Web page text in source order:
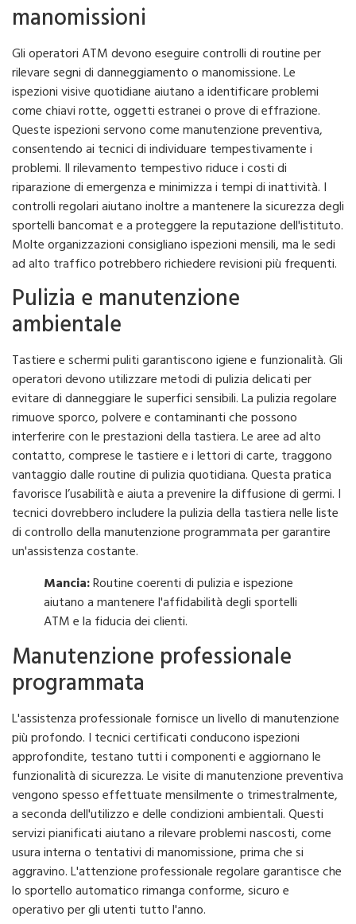
manomissioni
Gli operatori ATM devono eseguire controlli di routine per
rilevare segni di danneggiamento o manomissione. Le
ispezioni visive quotidiane aiutano a identificare problemi
come chiavi rotte, oggetti estranei o prove di effrazione.
Queste ispezioni servono come manutenzione preventiva,
consentendo ai tecnici di individuare tempestivamente i
problemi. Il rilevamento tempestivo riduce i costi di
riparazione di emergenza e minimizza i tempi di inattività. I
controlli regolari aiutano inoltre a mantenere la sicurezza degli
sportelli bancomat e a proteggere la reputazione dell'istituto.
Molte organizzazioni consigliano ispezioni mensili, ma le sedi
ad alto traffico potrebbero richiedere revisioni più frequenti.
Pulizia e manutenzione
ambientale
Tastiere e schermi puliti garantiscono igiene e funzionalità. Gli
operatori devono utilizzare metodi di pulizia delicati per
evitare di danneggiare le superfici sensibili. La pulizia regolare
rimuove sporco, polvere e contaminanti che possono
interferire con le prestazioni della tastiera. Le aree ad alto
contatto, comprese le tastiere e i lettori di carte, traggono
vantaggio dalle routine di pulizia quotidiana. Questa pratica
favorisce l’usabilità e aiuta a prevenire la diffusione di germi. I
tecnici dovrebbero includere la pulizia della tastiera nelle liste
di controllo della manutenzione programmata per garantire
un'assistenza costante.
Mancia:Routine coerenti di pulizia e ispezione
aiutano a mantenere l'affidabilità degli sportelli
ATM e la fiducia dei clienti.
Manutenzione professionale
programmata
L'assistenza professionale fornisce un livello di manutenzione
più profondo. I tecnici certificati conducono ispezioni
approfondite, testano tutti i componenti e aggiornano le
funzionalità di sicurezza. Le visite di manutenzione preventiva
vengono spesso effettuate mensilmente o trimestralmente,
a seconda dell'utilizzo e delle condizioni ambientali. Questi
servizi pianificati aiutano a rilevare problemi nascosti, come
usura interna o tentativi di manomissione, prima che si
aggravino. L'attenzione professionale regolare garantisce che
lo sportello automatico rimanga conforme, sicuro e
operativo per gli utenti tutto l'anno.